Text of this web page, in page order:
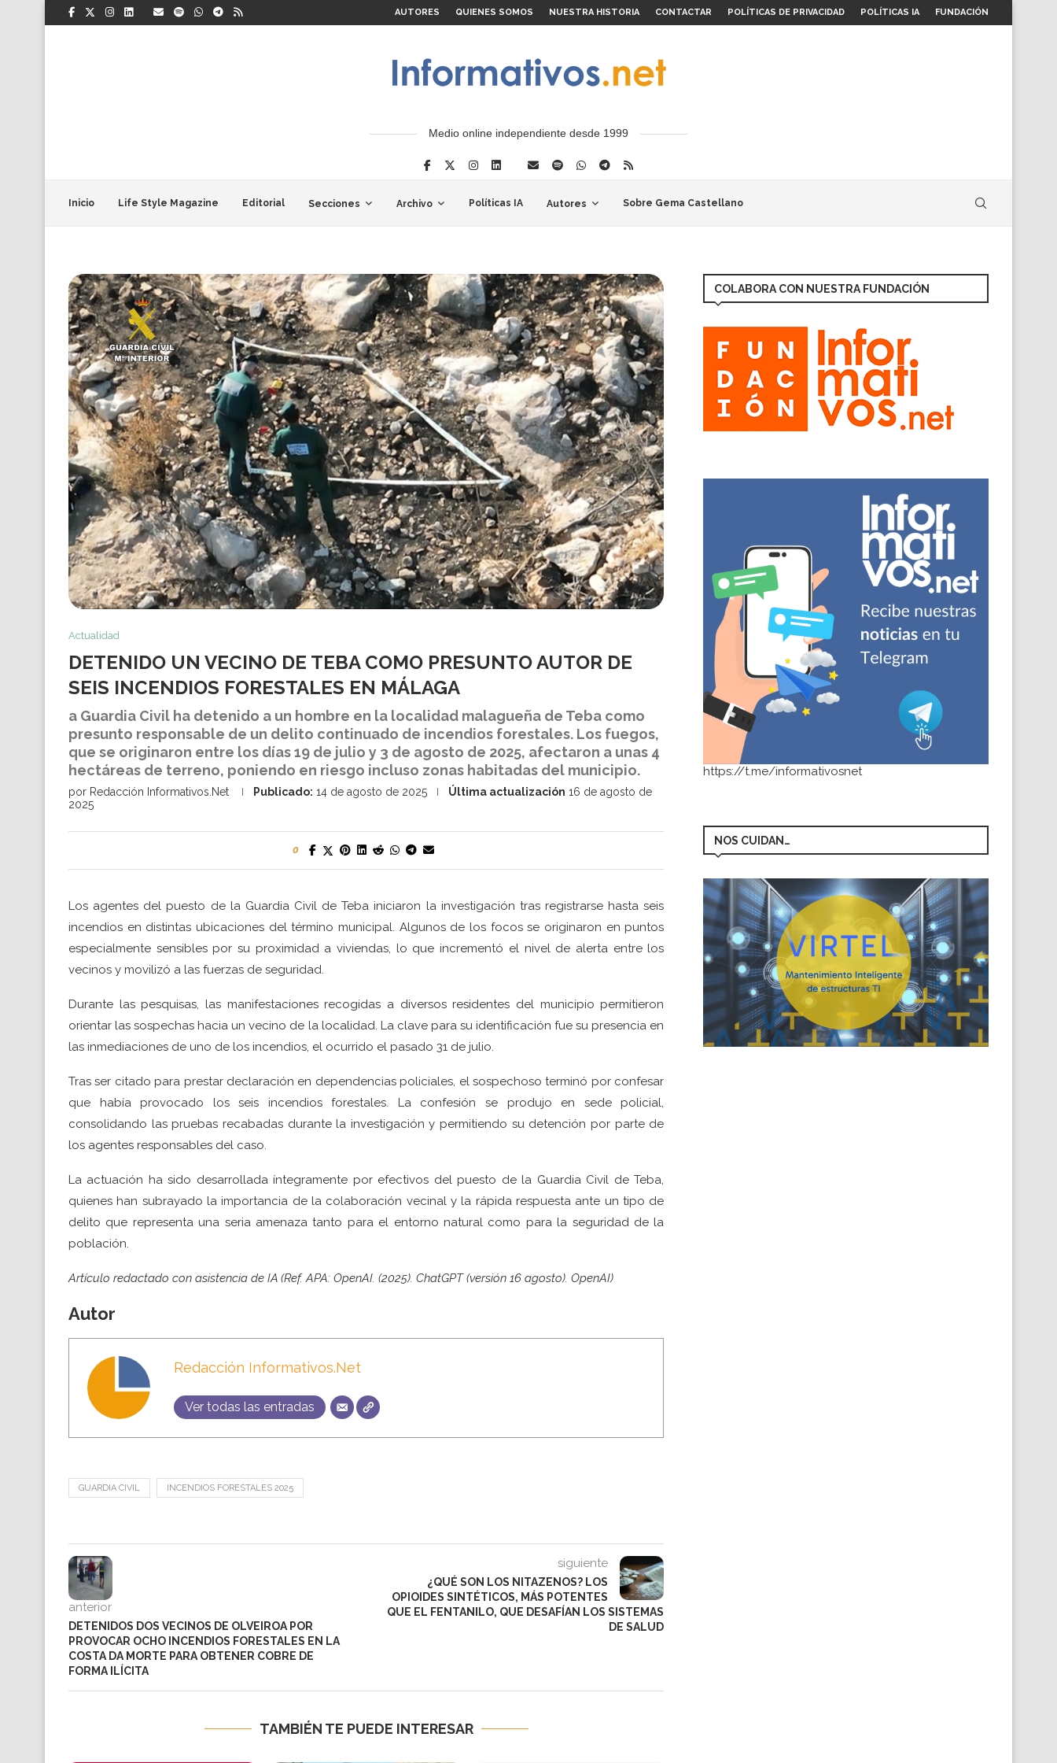
AUTORES QUIENES SOMOS NUESTRA HISTORIA CONTACTAR POLÍTICAS DE PRIVACIDAD POLÍTICAS IA FUNDACIÓN
Medio online independiente desde 1999
Inicio Life Style Magazine Editorial Secciones Archivo Políticas IA Autores Sobre Gema Castellano
Actualidad
DETENIDO UN VECINO DE TEBA COMO PRESUNTO AUTOR DE
SEIS INCENDIOS FORESTALES EN MÁLAGA
a Guardia Civil ha detenido a un hombre en la localidad malagueña de Teba como
presunto responsable de un delito continuado de incendios forestales. Los fuegos,
que se originaron entre los días 19 de julio y 3 de agosto de 2025, afectaron a unas 4
hectáreas de terreno, poniendo en riesgo incluso zonas habitadas del municipio.
por Redacción Informativos.Net Publicado: 14 de agosto de 2025 Última actualización 16 de agosto de
2025
0
Los agentes del puesto de la Guardia Civil de Teba iniciaron la investigación tras registrarse hasta seis
incendios en distintas ubicaciones del término municipal. Algunos de los focos se originaron en puntos
especialmente sensibles por su proximidad a viviendas, lo que incrementó el nivel de alerta entre los
vecinos y movilizó a las fuerzas de seguridad.
Durante las pesquisas, las manifestaciones recogidas a diversos residentes del municipio permitieron
orientar las sospechas hacia un vecino de la localidad. La clave para su identificación fue su presencia en
las inmediaciones de uno de los incendios, el ocurrido el pasado 31 de julio.
Tras ser citado para prestar declaración en dependencias policiales, el sospechoso terminó por confesar
que había provocado los seis incendios forestales. La confesión se produjo en sede policial,
consolidando las pruebas recabadas durante la investigación y permitiendo su detención por parte de
los agentes responsables del caso.
La actuación ha sido desarrollada íntegramente por efectivos del puesto de la Guardia Civil de Teba,
quienes han subrayado la importancia de la colaboración vecinal y la rápida respuesta ante un tipo de
delito que representa una seria amenaza tanto para el entorno natural como para la seguridad de la
población.
Artículo redactado con asistencia de IA (Ref. APA: OpenAI. (2025). ChatGPT (versión 16 agosto). OpenAI)
Autor
Redacción Informativos.Net
Ver todas las entradas
GUARDIA CIVIL INCENDIOS FORESTALES 2025
anterior
DETENIDOS DOS VECINOS DE OLVEIROA POR
PROVOCAR OCHO INCENDIOS FORESTALES EN LA
COSTA DA MORTE PARA OBTENER COBRE DE
FORMA ILÍCITA
siguiente
¿QUÉ SON LOS NITAZENOS? LOS
OPIOIDES SINTÉTICOS, MÁS POTENTES
QUE EL FENTANILO, QUE DESAFÍAN LOS SISTEMAS
DE SALUD
TAMBIÉN TE PUEDE INTERESAR
COLABORA CON NUESTRA FUNDACIÓN
https://t.me/informativosnet
NOS CUIDAN…